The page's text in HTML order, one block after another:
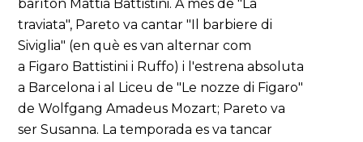
baríton Mattia Battistini. A més de "La
traviata", Pareto va cantar "Il barbiere di
Siviglia" (en què es van alternar com
a Figaro Battistini i Ruffo) i l'estrena absoluta
a Barcelona i al Liceu de "Le nozze di Figaro"
de Wolfgang Amadeus Mozart; Pareto va
ser Susanna. La temporada es va tancar